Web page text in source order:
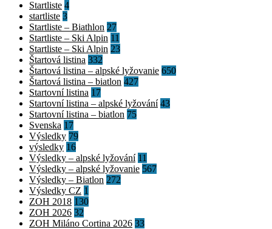
Startliste 4
startliste 3
Startliste – Biathlon 27
Startliste – Ski Alpin 11
Startliste – Ski Alpin 23
Štartová listina 332
Štartová listina – alpské lyžovanie 650
Štartová listina – biatlon 427
Startovní listina 17
Startovní listina – alpské lyžování 43
Startovní listina – biatlon 75
Svenska 17
Výsledky 79
výsledky 16
Výsledky – alpské lyžování 11
Výsledky – alpské lyžovanie 567
Výsledky – Biatlon 272
Výsledky CZ 1
ZOH 2018 130
ZOH 2026 32
ZOH Miláno Cortina 2026 33